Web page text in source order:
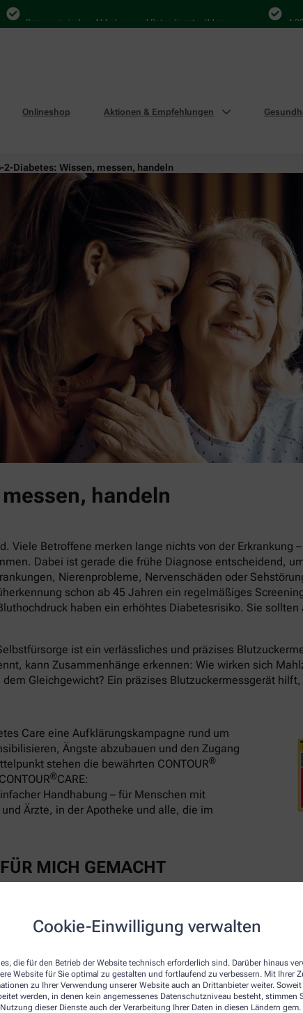
Cookie-Einwilligung verwalten
die für den Betrieb der Website technisch erforderlich sind. Darüber hinaus
Website für Sie optimal zu gestalten und fortlaufend zu verbessern. Mit Ihrer
zu Ihrer Verwendung unserer Website auch an Drittanbieter weiter. Soweit
werden, in denen kein angemessenes Datenschutzniveau besteht, stimmen
dieser Dienste auch der Verarbeitung Ihrer Daten in diesen Ländern
Bequem zwischen Abholung und Botendienst wählen 4.000
Onlineshop Aktionen & Empfehlungen
2-Diabetes: Wissen, messen, handeln
handeln
Viele Betroffene merken lange nichts von der Erkrankung
Dabei ist gerade die frühe Diagnose entscheidend,
Nierenprobleme, Nervenschäden oder
schon ab 45 Jahren ein regelmäßiges
haben ein erhöhtes Diabetesrisiko. Sie
ist ein verlässliches und präzises
kann Zusammenhänge erkennen: Wie wirken sich
Gleichgewicht? Ein präzises Blutzuckermessgerät
Care eine Aufklärungskampagne rund um
Ängste abzubauen und den Zugang
stehen die bewährten CONTOUR®
®CARE:
Handhabung – für Menschen mit
Ärzte, in der Apotheke und alle, die im
MICH GEMACHT
– Blut einfach nachfüllen statt Teststreifen
Ihren Alltag1, 2
richtig einordnen
Diabeteslösungen und umfassende Aufklärung.
wie möglich machen. Für Präzision,